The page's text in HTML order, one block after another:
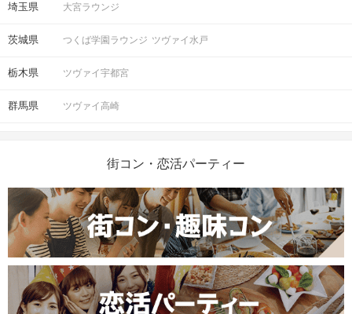
埼玉県 大宮ラウンジ
茨城県 つくば学園ラウンジ ツヴァイ水戸
栃木県 ツヴァイ宇都宮
群馬県 ツヴァイ高崎
街コン・恋活パーティー